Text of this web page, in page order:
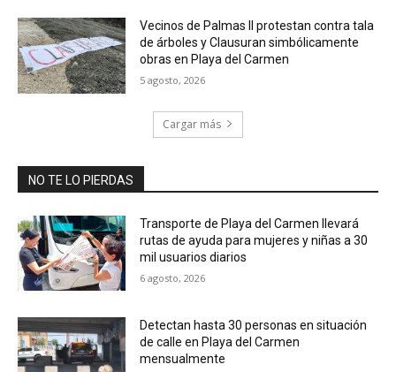
Vecinos de Palmas II protestan contra tala
de árboles y Clausuran simbólicamente
obras en Playa del Carmen
5 agosto, 2026
Cargar más
NO TE LO PIERDAS
Transporte de Playa del Carmen llevará
rutas de ayuda para mujeres y niñas a 30
mil usuarios diarios
6 agosto, 2026
Detectan hasta 30 personas en situación
de calle en Playa del Carmen
mensualmente